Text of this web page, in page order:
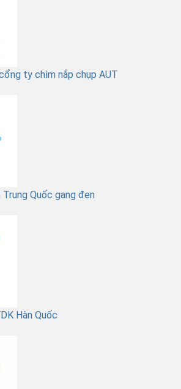
ty chìm nắp chụp AUT
Quốc gang đen
Hàn Quốc